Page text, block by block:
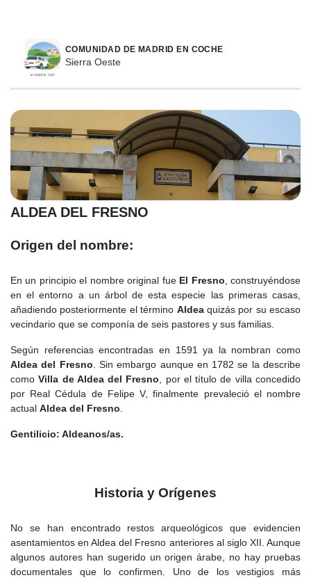
COMUNIDAD DE MADRID EN COCHE
Sierra Oeste
ALDEA DEL FRESNO
Origen del nombre:
En un principio el nombre original fue El Fresno, construyéndose
en el entorno a un árbol de esta especie las primeras casas,
añadiendo posteriormente el término Aldeaquizás por su escaso
vecindario que se componía de seis pastores y sus familias.
Según referencias encontradas en 1591 ya la nombran como
Aldea del Fresno. Sin embargo aunque en 1782 se la describe
comoVilla de Aldea del Fresno, por el título de villa concedido
por Real Cédula de Felipe V, finalmente prevaleció el nombre
actual Aldea del Fresno.
Gentilicio: Aldeanos/as.
Historia y Orígenes
No se han encontrado restos arqueológicos que evidencien
asentamientos en Aldea del Fresno anteriores al siglo XII. Aunque
algunos autores han sugerido un origen árabe, no hay pruebas
documentales que lo confirmen. Uno de los vestigios más